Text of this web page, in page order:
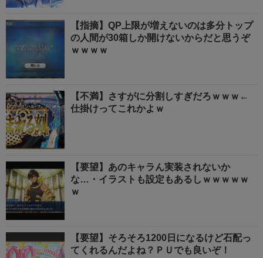
【指摘】QP上限が増えないのは多分トップ
の人間が30箱しか開けないからだと思うぞ
ｗｗｗｗ
【不満】さすがに分割しすぎだろｗｗｗ←
仕掛けってこれかよｗ
【要望】あのキャラん実装されないか
な…・イラストも設定もあるしｗｗｗｗｗ
ｗ
【要望】そろそろ1200日になるけど石配っ
てくれるんだよね？ＰＵでも良いぞ！